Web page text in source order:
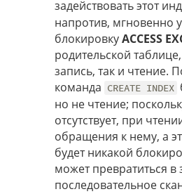
задействовать этот
напротив, мгновенно
блокировкуACCESS
родительской
запись, так и чтение.
команда CREATE INDEX
но не чтение;
отсутствует, при
обращения к нему, а
будет никакой
может превратиться в
последовательное